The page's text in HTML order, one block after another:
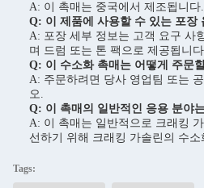
A: 이 촉매는 중국에서 제조됩니다.
Q: 이 제품에 사용할 수 있는 포장
A: 포장 세부 정보는 고객 요구 사
며 드럼 또는 톤 팩으로 제공됩니
Q: 이 수소화 촉매는 어떻게 주문
A: 주문하려면 당사 영업팀 또는
오.
Q: 이 촉매의 일반적인 응용 분야
A: 이 촉매는 일반적으로 크래킹
선하기 위해 크래킹 가솔린의 수
Tags: